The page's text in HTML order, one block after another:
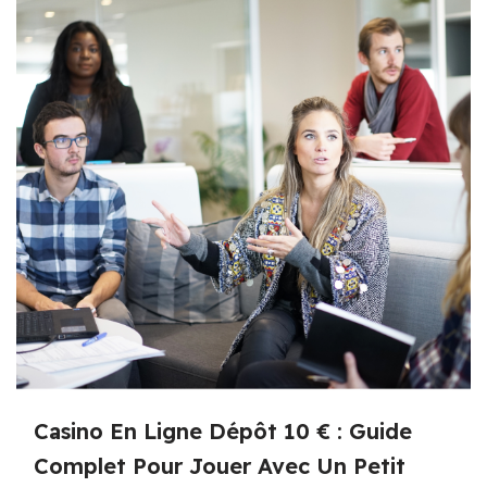
Casino En Ligne Dépôt 10 € : Guide
Complet Pour Jouer Avec Un Petit